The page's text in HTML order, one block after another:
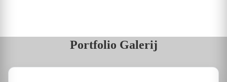
Portfolio Galerij